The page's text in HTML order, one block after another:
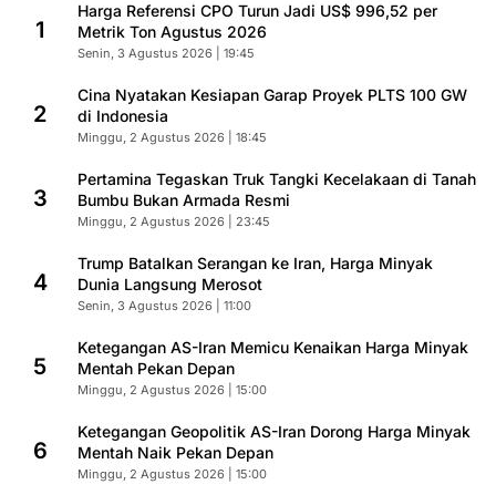
1
Harga Referensi CPO Turun Jadi US$ 996,52 per
Metrik Ton Agustus 2026
Senin, 3 Agustus 2026 | 19:45
2
Cina Nyatakan Kesiapan Garap Proyek PLTS 100 GW
di Indonesia
Minggu, 2 Agustus 2026 | 18:45
3
Pertamina Tegaskan Truk Tangki Kecelakaan di Tanah
Bumbu Bukan Armada Resmi
Minggu, 2 Agustus 2026 | 23:45
4
Trump Batalkan Serangan ke Iran, Harga Minyak
Dunia Langsung Merosot
Senin, 3 Agustus 2026 | 11:00
5
Ketegangan AS-Iran Memicu Kenaikan Harga Minyak
Mentah Pekan Depan
Minggu, 2 Agustus 2026 | 15:00
6
Ketegangan Geopolitik AS-Iran Dorong Harga Minyak
Mentah Naik Pekan Depan
Minggu, 2 Agustus 2026 | 15:00